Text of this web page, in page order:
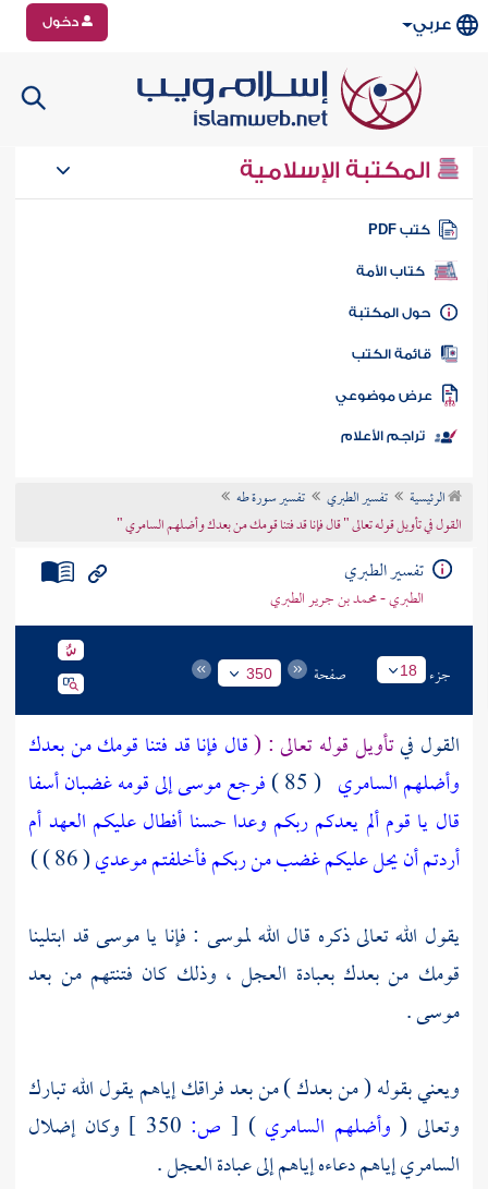
عربي دخول
المكتبة الإسلامية
كتب PDF
كتاب الأمة
المكتبة
الكتب
موضوعي
تراجم الأعلام
الرئيسية تفسير الطبري
تفسير سورة طه
القول في تأويل قوله تعالى " قال فإنا قد فتنا قومك من بعدك وأضلهم السامري "
تفسير الطبري
الطبري - محمد بن جرير الطبري
جزء 18 صفحة 350
القول فيتأويل قوله تعالى : (قال فإنا قد فتنا قومك من بعدك
وأضلهم السامري ( 85 )
فرجع موسى إلى قومه غضبان أسفا
قال يا قوم ألم يعدكم ربكم وعدا حسنا أفطال عليكم العهد أم
أردتم أن يحل عليكم غضب من ربكم فأخلفتم موعدي( 86 ) )
يقول الله تعالى ذكره قال اللهلموسى : فإنا ياموسىقد ابتلينا
قومك من بعدك بعبادة العجل ، وذلك كان فتنتهم من بعد
موسى.
ويعني بقوله ( من بعدك ) من بعد فراقك إياهم يقول الله تبارك
وتعالى ( وأضلهم السامري)
[ ص:
وكان إضلال
السامريإياهم دعاءه إياهم إلى عبادة العجل .